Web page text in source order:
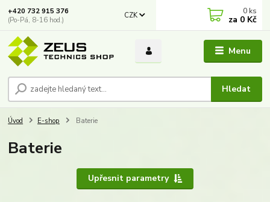
Menu
CZK
Hledat
+420 732 915 376
(Po-Pá, 8-16 hod.)
0 ks
za 0 Kč
Úvod E-shop Baterie
Baterie
Upřesnit parametry